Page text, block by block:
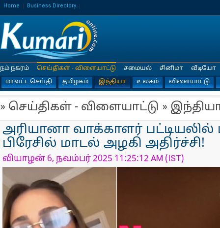
Home Business Directory
நம் நகரம்
செய்திகள் - விளையாட்டு
மாவட்ட செய்தி
தமிழகம் இந்தியா உலகம் விளையாட்டு
சமையல் சினிமா வீடியோ
» செய்திகள் - விளையாட்டு »
அரியானா வாக்காளர் பட்டியலில்
பிரேசில் மாடல் அழகி அதிர்ச்சி!
வியாழன் 6, நவம்பர் 2025 11:25:12 AM (IST)